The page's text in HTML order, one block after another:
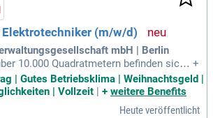
(m/w/d)
mbH | Berlin
10.000 Quadratmetern befinden sich
und Geschäftsräumlichkeiten. Darüber
3 Nebenstandorte am Fer
Spandau und am Ku ‘damm.
+
| Gutes Betriebsklima | Weihnachtsgeld |
| Vollzeit | + weitere Benefits
Heute veröffentlicht